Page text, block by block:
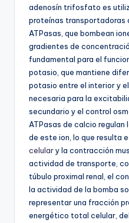
adenosín trifosfato es
proteínas transportadoras
ATPasas, que bombean
gradientes de
fundamental para el
potasio, que mantiene
potasio entre el interior y
necesaria para la
secundario y el control
ATPasas de calcio
de este ion, lo que resulta
celulary la contracción
actividad de transporte,
túbulo proximal renal, el
la actividad de la bomba
representar una fracción
energético total celular,